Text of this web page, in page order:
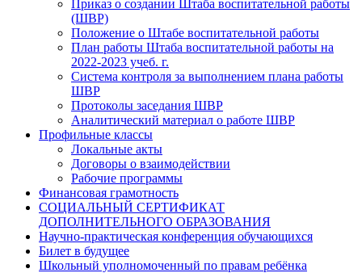
Приказ о создании Штаба воспитательной работы
(ШВР)
Положение о Штабе воспитательной работы
План работы Штаба воспитательной работы на
2022-2023 учеб. г.
Система контроля за выполнением плана работы
ШВР
Протоколы заседания ШВР
Аналитический материал о работе ШВР
Профильные классы
Локальные акты
Договоры о взаимодействии
Рабочие программы
Финансовая грамотность
СОЦИАЛЬНЫЙ СЕРТИФИКАТ
ДОПОЛНИТЕЛЬНОГО ОБРАЗОВАНИЯ
Научно-практическая конференция обучающихся
Билет в будущее
Школьный уполномоченный по правам ребёнка